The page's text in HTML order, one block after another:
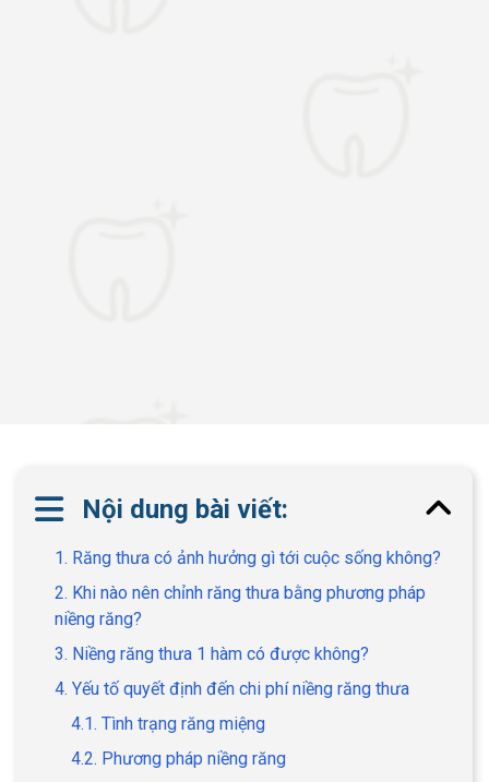
Nội dung bài viết:
1. Răng thưa có ảnh hưởng gì tới cuộc sống không?
2. Khi nào nên chỉnh răng thưa bằng phương pháp
niềng răng?
3. Niềng răng thưa 1 hàm có được không?
4. Yếu tố quyết định đến chi phí niềng răng thưa
4.1. Tình trạng răng miệng
4.2. Phương pháp niềng răng